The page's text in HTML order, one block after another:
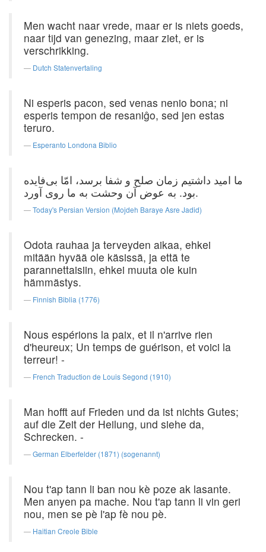
Men wacht naar vrede, maar er is niets goeds,
naar tijd van genezing, maar ziet, er is
verschrikking.
Dutch Statenvertaling
Ni esperis pacon, sed venas nenio bona; ni
esperis tempon de resaniĝo, sed jen estas
teruro.
Esperanto Londona Biblio
ما امید داشتیم زمان صلح و شفا برسد، امّا بی‌فایده
بود. به عوض آن وحشت به ما روی آورد.
Today's Persian Version (Mojdeh Baraye Asre Jadid)
Odota rauhaa ja terveyden aikaa, ehkei
mitään hyvää ole käsissä, ja että te
parannettaisiin, ehkei muuta ole kuin
hämmästys.
Finnish Biblia (1776)
Nous espérions la paix, et il n'arrive rien
d'heureux; Un temps de guérison, et voici la
terreur! -
French Traduction de Louis Segond (1910)
Man hofft auf Frieden und da ist nichts Gutes;
auf die Zeit der Heilung, und siehe da,
Schrecken. -
German Elberfelder (1871) (sogenannt)
Nou t'ap tann li ban nou kè poze ak lasante.
Men anyen pa mache. Nou t'ap tann li vin geri
nou, men se pè l'ap fè nou pè.
Haitian Creole Bible